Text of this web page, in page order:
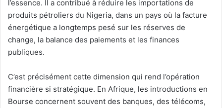
l’essence. Il a contribué à réduire les importations de
produits pétroliers du Nigeria, dans un pays où la facture
énergétique a longtemps pesé sur les réserves de
change, la balance des paiements et les finances
publiques.
C’est précisément cette dimension qui rend l’opération
financière si stratégique. En Afrique, les introductions en
Bourse concernent souvent des banques, des télécoms,